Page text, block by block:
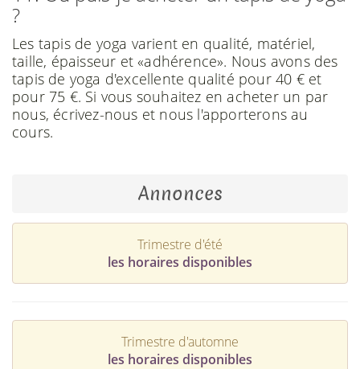
?
Les tapis de yoga varient en qualité, matériel,
taille, épaisseur et «adhérence». Nous avons des
tapis de yoga d'excellente qualité pour 40 € et
pour 75 €. Si vous souhaitez en acheter un par
nous, écrivez-nous et nous l'apporterons au
cours.
Annonces
Trimestre d'été
les horaires disponibles
Trimestre d'automne
les horaires disponibles